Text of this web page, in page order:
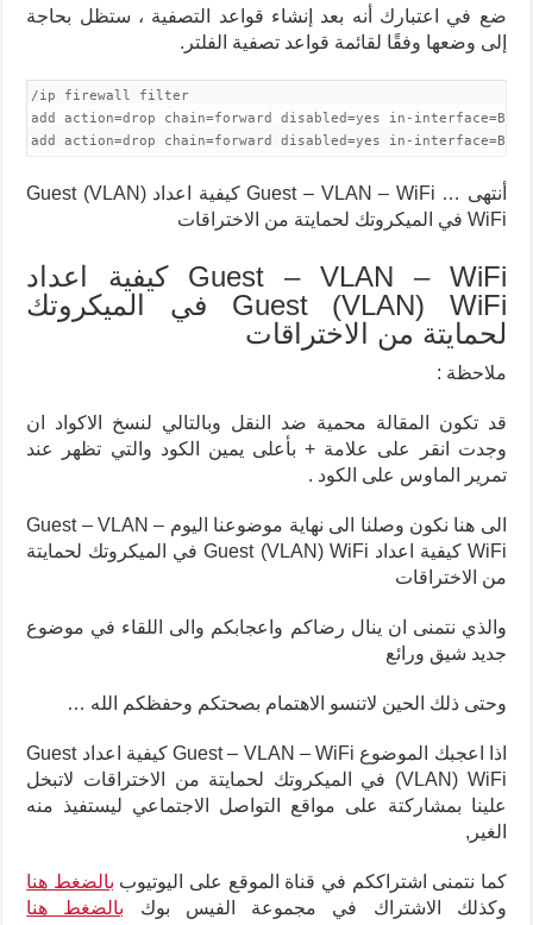
ضع في اعتبارك أنه بعد إنشاء قواعد التصفية ، ستظل بحاجة
إلى وضعها وفقًا لقائمة قواعد تصفية الفلتر.
/ip firewall filter
add action=drop chain=forward disabled=yes in-
add action=drop chain=forward disabled=yes in-
أنتهى … Guest – VLAN – WiFi كيفية اعداد Guest (VLAN)
WiFi في الميكروتك لحمايتة من الاختراقات
Guest – VLAN – WiFi كيفية اعداد
Guest (VLAN) WiFi في الميكروتك
لحمايتة من الاختراقات
ملاحظة :
قد تكون المقالة محمية ضد النقل وبالتالي لنسخ الاكواد ان
وجدت انقر على علامة + بأعلى يمين الكود والتي تظهر عند
تمرير الماوس على الكود .
الى هنا نكون وصلنا الى نهاية موضوعنا اليوم Guest – VLAN –
WiFi كيفية اعداد Guest (VLAN) WiFi في الميكروتك لحمايتة
من الاختراقات
والذي نتمنى ان ينال رضاكم واعجابكم والى اللقاء في موضوع
جديد شيق ورائع
وحتى ذلك الحين لاتنسو الاهتمام بصحتكم وحفظكم الله …
اذا اعجبك الموضوع Guest – VLAN – WiFi كيفية اعداد Guest
(VLAN) WiFi في الميكروتك لحمايتة من الاختراقات لاتبخل
علينا بمشاركتة على مواقع التواصل الاجتماعي ليستفيذ منه
الغير,
كما نتمنى اشتراككم في قناة الموقع على اليوتيوب بالضغط هنا
وكذلك الاشتراك في مجموعة الفيس بوك
بالضغط هنا